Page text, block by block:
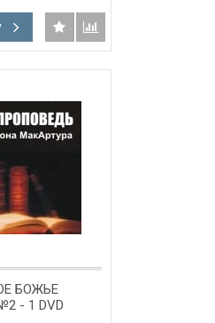
БОЖЬЕ
- 1 DVD